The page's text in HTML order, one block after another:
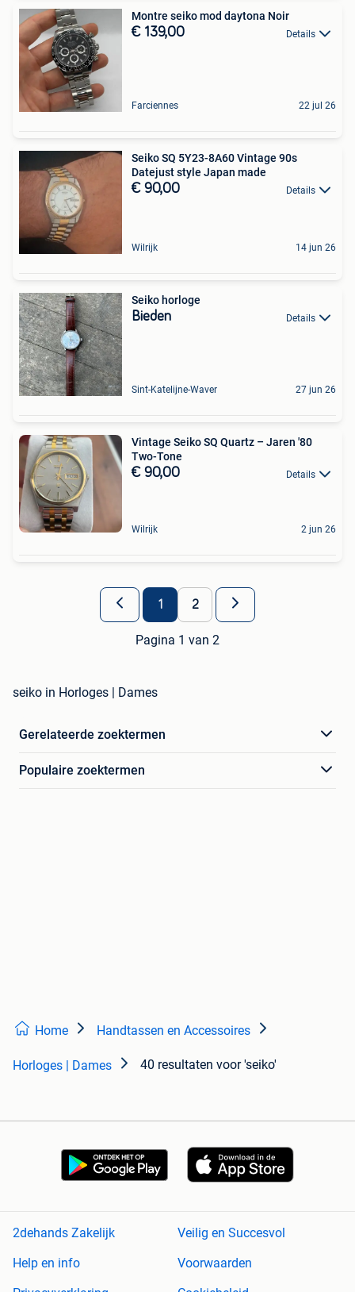
Montre seiko mod daytona Noir
€ 139,00 Details
Farciennes 22 jul 26
Seiko SQ 5Y23-8A60 Vintage 90s
Datejust style Japan made
€ 90,00 Details
Wilrijk 14 jun 26
Seiko horloge
Bieden Details
Sint-Katelijne-Waver 27 jun 26
Vintage Seiko SQ Quartz – Jaren '80
Two-Tone
€ 90,00 Details
Wilrijk 2 jun 26
1 2
Pagina 1 van 2
seiko in Horloges | Dames
Gerelateerde zoektermen
Populaire zoektermen
Home Handtassen en Accessoires
Horloges | Dames 40 resultaten voor 'seiko'
2dehands Zakelijk
Veilig en Succesvol
Help en info
Voorwaarden